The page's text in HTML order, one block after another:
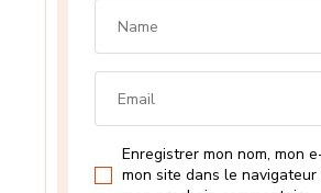
Enregistrer mon nom, mon
mon site dans le navigateur